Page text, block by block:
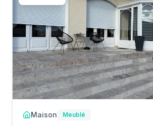
Maison Meublé